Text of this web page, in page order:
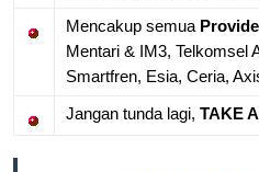
Mencakup semua
Mentari & IM3, Telkomsel
Smartfren, Esia, Ceria,
Jangan tunda lagi, TAKE